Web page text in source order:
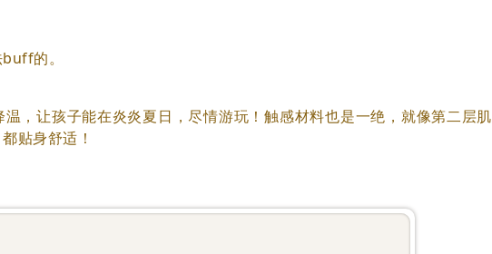
的。
，让孩子能在炎炎夏日，尽情游玩！触感材料也是一绝，就像第二层肌
贴身舒适！